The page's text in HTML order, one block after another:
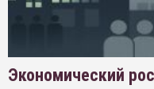
Экономический